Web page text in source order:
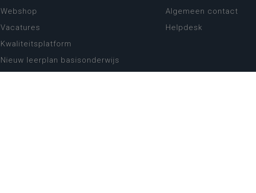
Webshop
Vacatures
Kwaliteitsplatform
Nieuw leerplan basisonderwijs
Algemeen contact
Helpdesk